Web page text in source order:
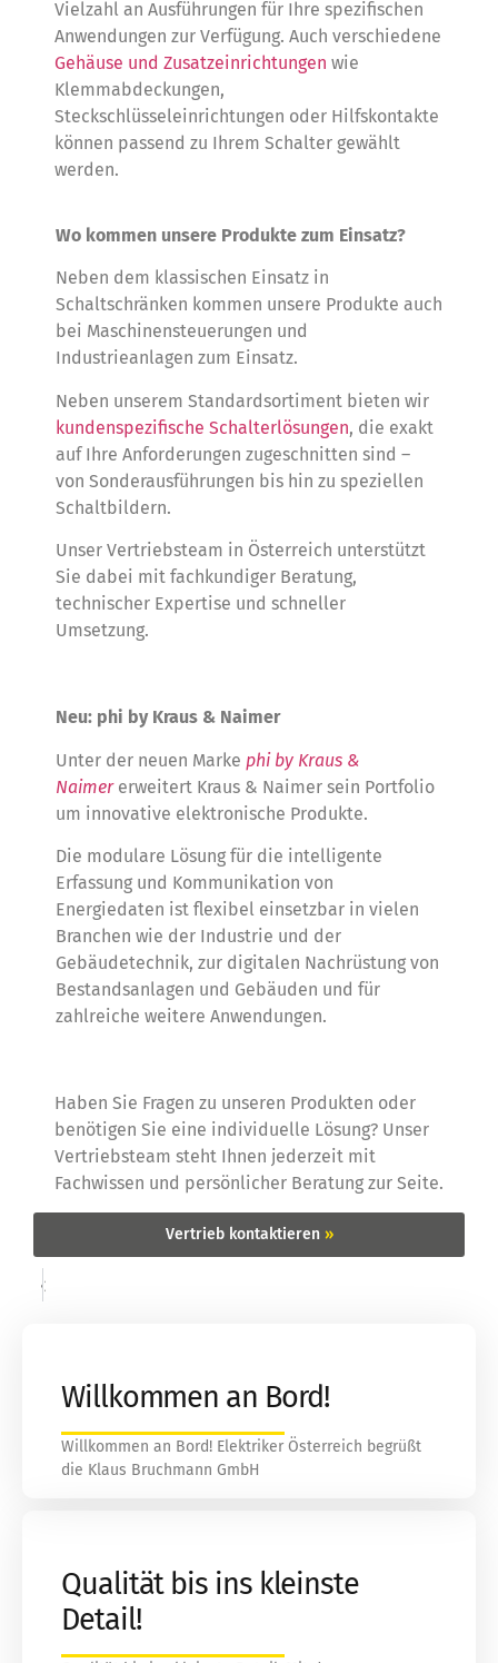
Vielzahl an Ausführungen für Ihre spezifischen
Anwendungen zur Verfügung. Auch verschiedene
Gehäuse und Zusatzeinrichtungen wie
Klemmabdeckungen,
Steckschlüsseleinrichtungen oder Hilfskontakte
können passend zu Ihrem Schalter gewählt
werden.
Wo kommen unsere Produkte zum Einsatz?
Neben dem klassischen Einsatz in
Schaltschränken kommen unsere Produkte auch
bei Maschinensteuerungen und
Industrieanlagen zum Einsatz.
Neben unserem Standardsortiment bieten wir
kundenspezifische Schalterlösungen, die exakt
auf Ihre Anforderungen zugeschnitten sind –
von Sonderausführungen bis hin zu speziellen
Schaltbildern.
Unser Vertriebsteam in Österreich unterstützt
Sie dabei mit fachkundiger Beratung,
technischer Expertise und schneller
Umsetzung.
Neu: phi by Kraus & Naimer
Unter der neuen Marke phi by Kraus &
Naimer erweitert Kraus & Naimer sein Portfolio
um innovative elektronische Produkte.
Die modulare Lösung für die intelligente
Erfassung und Kommunikation von
Energiedaten ist flexibel einsetzbar in vielen
Branchen wie der Industrie und der
Gebäudetechnik, zur digitalen Nachrüstung von
Bestandsanlagen und Gebäuden und für
zahlreiche weitere Anwendungen.
Haben Sie Fragen zu unseren Produkten oder
benötigen Sie eine individuelle Lösung? Unser
Vertriebsteam steht Ihnen jederzeit mit
Fachwissen und persönlicher Beratung zur Seite.
Vertrieb kontaktieren »
Willkommen an Bord!
Willkommen an Bord! Elektriker Österreich begrüßt
die Klaus Bruchmann GmbH
Qualität bis ins kleinste
Detail!